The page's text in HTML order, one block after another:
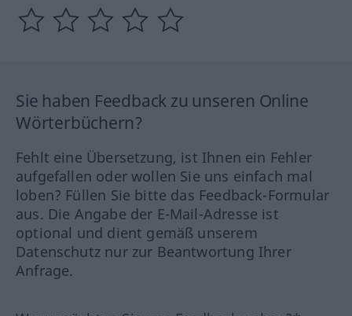
Sie haben Feedback zu unseren Online
Wörterbüchern?
Fehlt eine Übersetzung, ist Ihnen ein Fehler
aufgefallen oder wollen Sie uns einfach mal
loben? Füllen Sie bitte das Feedback-Formular
aus. Die Angabe der E-Mail-Adresse ist
optional und dient gemäß unserem
Datenschutz nur zur Beantwortung Ihrer
Anfrage.